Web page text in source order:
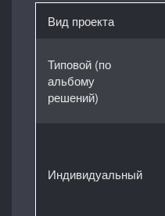
Вид проекта
Типовой (по
альбому
решений)
Индивидуальный